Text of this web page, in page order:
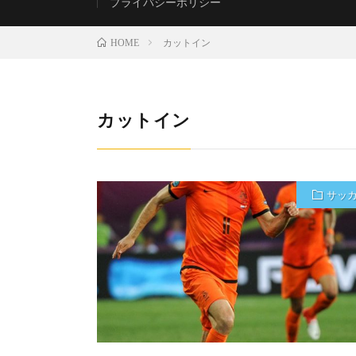
HOME カットイン
カットイン
サッ